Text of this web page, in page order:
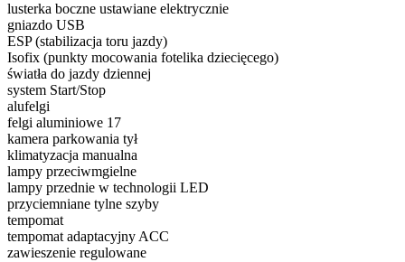
lusterka boczne ustawiane elektrycznie
gniazdo USB
ESP (stabilizacja toru jazdy)
Isofix (punkty mocowania fotelika dziecięcego)
światła do jazdy dziennej
system Start/Stop
alufelgi
felgi aluminiowe 17
kamera parkowania tył
klimatyzacja manualna
lampy przeciwmgielne
lampy przednie w technologii LED
przyciemniane tylne szyby
tempomat
tempomat adaptacyjny ACC
zawieszenie regulowane